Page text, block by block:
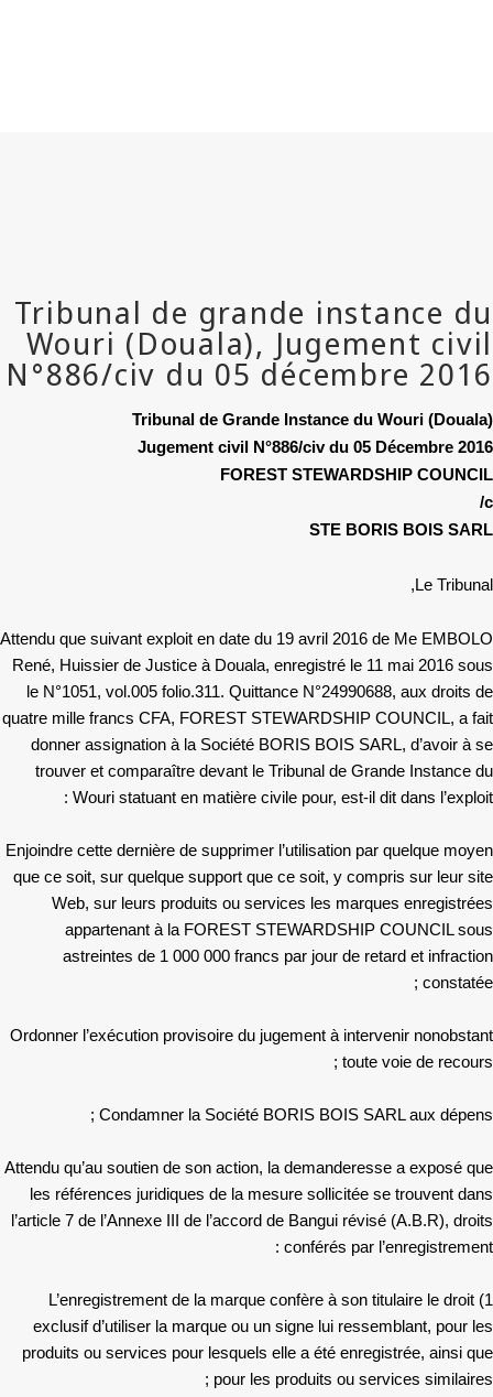
Tribunal de Grande Instance du Wouri (Douala)
Jugement civil N°886/civ du 05 Décembre 2016
FOREST STEWARDSHIP COUNCIL
c/
STE BORIS BOIS SARL
Le Tribunal,
Attendu que suivant exploit en date du 19 avril 2016 de Me EMBOLO
René, Huissier de Justice à Douala, enregistré le 11 mai 2016 sous
le N°1051, vol.005 folio.311. Quittance N°24990688, aux droits de
quatre mille francs CFA, FOREST STEWARDSHIP COUNCIL, a fait
donner assignation à la Société BORIS BOIS SARL, d’avoir à se
trouver et comparaître devant le Tribunal de Grande Instance du
Wouri statuant en matière civile pour, est-il dit dans l’exploit :
Enjoindre cette dernière de supprimer l’utilisation par quelque moyen
que ce soit, sur quelque support que ce soit, y compris sur leur site
Web, sur leurs produits ou services les marques enregistrées
appartenant à la FOREST STEWARDSHIP COUNCIL sous
astreintes de 1 000 000 francs par jour de retard et infraction
constatée ;
Ordonner l’exécution provisoire du jugement à intervenir nonobstant
toute voie de recours ;
Condamner la Société BORIS BOIS SARL aux dépens ;
Attendu qu’au soutien de son action, la demanderesse a exposé que
les références juridiques de la mesure sollicitée se trouvent dans
l’article 7 de l’Annexe III de l’accord de Bangui révisé (A.B.R), droits
conférés par l’enregistrement :
1) L’enregistrement de la marque confère à son titulaire le droit
exclusif d’utiliser la marque ou un signe lui ressemblant, pour les
produits ou services pour lesquels elle a été enregistrée, ainsi que
pour les produits ou services similaires ;